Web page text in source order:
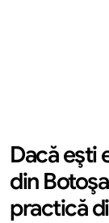
Dacă eşti
din
practică